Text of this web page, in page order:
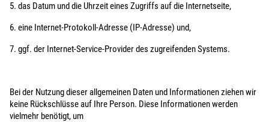
5. das Datum und die Uhrzeit eines Zugriffs auf die Internetseite,
6. eine Internet-Protokoll-Adresse (IP-Adresse) und,
7. ggf. der Internet-Service-Provider des zugreifenden Systems.
Bei der Nutzung dieser allgemeinen Daten und Informationen ziehen wir
keine Rückschlüsse auf Ihre Person. Diese Informationen werden
vielmehr benötigt, um